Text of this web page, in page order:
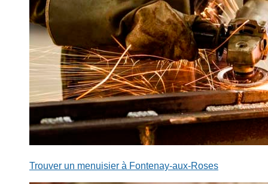
Trouver un menuisier à Fontenay-aux-Roses